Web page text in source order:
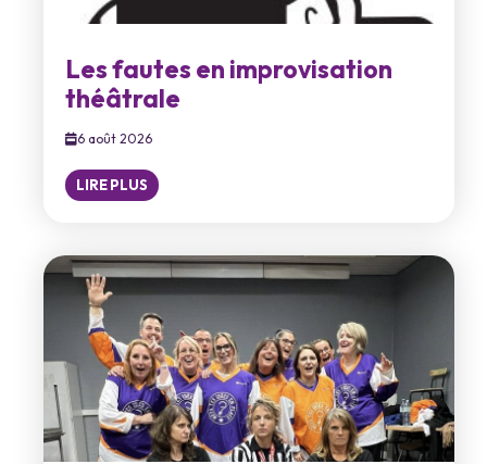
Les fautes en improvisation
théâtrale
6 août 2026
LIRE PLUS